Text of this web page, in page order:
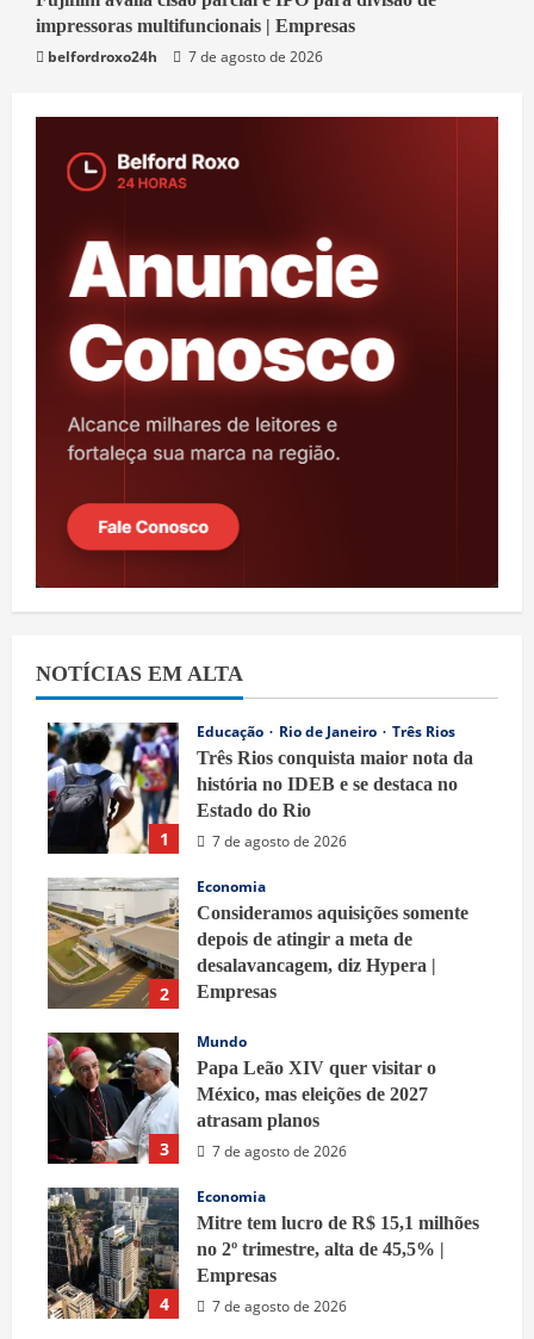
Economia
impressoras multifuncionais | Empresas
belfordroxo24h
7 de agosto de 2026
NOTÍCIAS EM ALTA
1
Educação Rio de Janeiro
Três Rios
Três Rios conquista maior nota da
história no IDEB e se destaca no
Estado do Rio
7 de agosto de 2026
2
Economia
Consideramos aquisições somente
depois de atingir a meta de
desalavancagem, diz Hypera |
Empresas
3
Mundo
Papa Leão XIV quer visitar o
México, mas eleições de 2027
atrasam planos
7 de agosto de 2026
4
Economia
Mitre tem lucro de R$ 15,1 milhões
no 2º trimestre, alta de 45,5% |
Empresas
7 de agosto de 2026